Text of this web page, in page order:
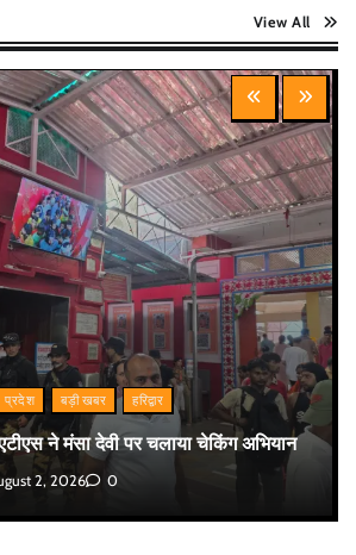
View All
प्रदेश बड़ी खबर हरिद्वार
ने मंसा देवी पर चलाया चेकिंग अभियान
2, 2026 0